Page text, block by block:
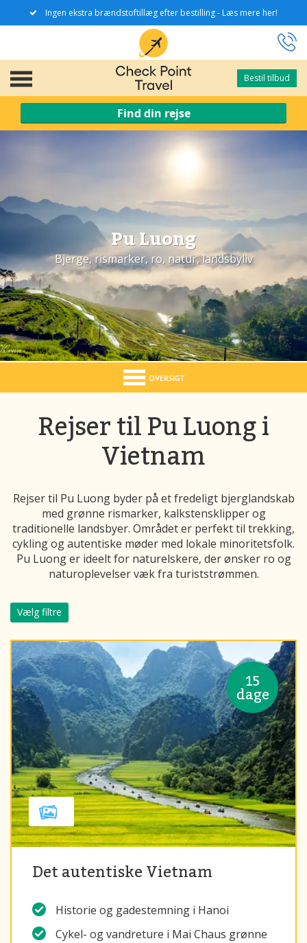
Ingen ekstra brændstoftillæg efter bestilling - Læs mere her!
Bestil tilbud
Bestil tilbud
Find din rejse
Pu Luong
Bjerge, rismarker, ro, natur, landsbyliv
OVERSIGT
Rejser til Pu Luong i
Vietnam
Rejser til Pu Luong byder på et fredeligt bjerglandskab
med grønne rismarker, kalkstensklipper og
traditionelle landsbyer. Området er perfekt til trekking,
cykling og autentiske møder med lokale minoritetsfolk.
Pu Luong er ideelt for naturelskere, der ønsker ro og
naturoplevelser væk fra turiststrømmen.
Vælg filtre
15
dage
Det autentiske Vietnam
Historie og gadestemning i Hanoi
Cykel- og vandreture i Mai Chaus grønne